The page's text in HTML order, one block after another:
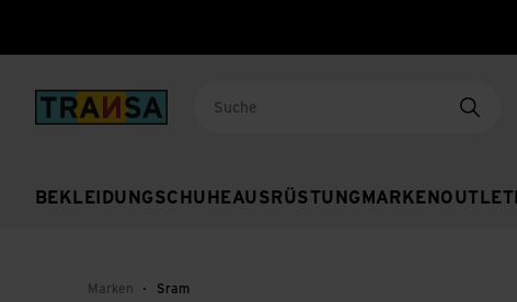
Back to home
BEKLEIDUNGSCHUHEAUSRÜSTUNG MARKEN OUTLET
Marken Sram